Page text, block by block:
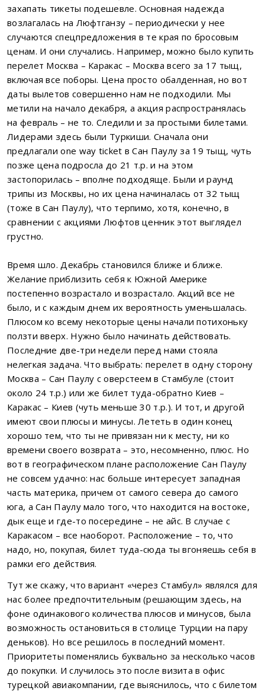
захапать тикеты подешевле. Основная надежда
возлагалась на Люфтганзу – периодически у нее
случаются спецпредложения в те края по бросовым
ценам. И они случались. Например, можно было купить
перелет Москва – Каракас – Москва всего за 17 тыщ,
включая все поборы. Цена просто обалденная, но вот
даты вылетов совершенно нам не подходили. Мы
метили на начало декабря, а акция распространялась
на февраль – не то. Следили и за простыми билетами.
Лидерами здесь были Туркиши. Сначала они
предлагали one way ticket в Сан Паулу за 19 тыщ, чуть
позже цена подросла до 21 т.р. и на этом
застопорилась – вполне подходяще. Были и раунд
трипы из Москвы, но их цена начиналась от 32 тыщ
(тоже в Сан Паулу), что терпимо, хотя, конечно, в
сравнении с акциями Люфтов ценник этот выглядел
грустно.
Время шло. Декабрь становился ближе и ближе.
Желание приблизить себя к Южной Америке
постепенно возрастало и возрастало. Акций все не
было, и с каждым днем их вероятность уменьшалась.
Плюсом ко всему некоторые цены начали потихоньку
ползти вверх. Нужно было начинать действовать.
Последние две-три недели перед нами стояла
нелегкая задача. Что выбрать: перелет в одну сторону
Москва – Сан Паулу с оверстеем в Стамбуле (стоит
около 24 т.р.) или же билет туда-обратно Киев –
Каракас – Киев (чуть меньше 30 т.р.). И тот, и другой
имеют свои плюсы и минусы. Лететь в один конец
хорошо тем, что ты не привязан ни к месту, ни ко
времени своего возврата – это, несомненно, плюс. Но
вот в географическом плане расположение Сан Паулу
не совсем удачно: нас больше интересует западная
часть материка, причем от самого севера до самого
юга, а Сан Паулу мало того, что находится на востоке,
дык еще и где-то посередине – не айс. В случае с
Каракасом – все наоборот. Расположение – то, что
надо, но, покупая, билет туда-сюда ты вгоняешь себя в
рамки его действия.
Тут же скажу, что вариант «через Стамбул» являлся для
нас более предпочтительным (решающим здесь, на
фоне одинакового количества плюсов и минусов, была
возможность остановиться в столице Турции на пару
деньков). Но все решилось в последний момент.
Приоритеты поменялись буквально за несколько часов
до покупки. И случилось это после визита в офис
турецкой авиакомпании, где выяснилось, что с билетом